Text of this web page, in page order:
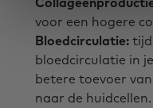
voor een hogere
Bloedcirculatie:
bloedcirculatie in
betere toevoer
naar de huidcellen.